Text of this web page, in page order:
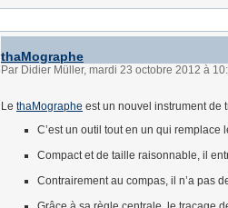
thaMographe
Par Didier Müller, mardi 23 octobre 2012 à
Le thaMographe est un nouvel instrument de
C’est un outil tout en un qui remplace
Compact et de taille raisonnable, il
Contrairement au compas, il n’a pas